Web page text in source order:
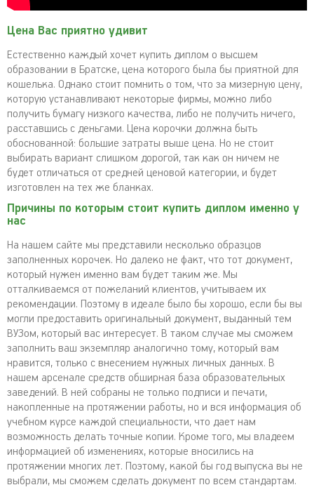
Цена Вас приятно удивит
Естественно каждый хочет купить диплом о высшем
образовании в Братске, цена которого была бы приятной для
кошелька. Однако стоит помнить о том, что за мизерную цену,
которую устанавливают некоторые фирмы, можно либо
получить бумагу низкого качества, либо не получить ничего,
расставшись с деньгами. Цена корочки должна быть
обоснованной: большие затраты выше цена. Но не стоит
выбирать вариант слишком дорогой, так как он ничем не
будет отличаться от средней ценовой категории, и будет
изготовлен на тех же бланках.
Причины по которым стоит купить диплом именно у
нас
На нашем сайте мы представили несколько образцов
заполненных корочек. Но далеко не факт, что тот документ,
который нужен именно вам будет таким же. Мы
отталкиваемся от пожеланий клиентов, учитываем их
рекомендации. Поэтому в идеале было бы хорошо, если бы вы
могли предоставить оригинальный документ, выданный тем
ВУЗом, который вас интересует. В таком случае мы сможем
заполнить ваш экземпляр аналогично тому, который вам
нравится, только с внесением нужных личных данных. В
нашем арсенале средств обширная база образовательных
заведений. В ней собраны не только подписи и печати,
накопленные на протяжении работы, но и вся информация об
учебном курсе каждой специальности, что дает нам
возможность делать точные копии. Кроме того, мы владеем
информацией об изменениях, которые вносились на
протяжении многих лет. Поэтому, какой бы год выпуска вы не
выбрали, мы сможем сделать документ по всем стандартам.